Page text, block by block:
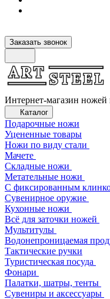
Заказать звонок
Интернет-магазин ножей
Каталог
Подарочные ножи
Уцененные товары
Ножи по виду стали
Мачете
Складные ножи
Метательные ножи
С фиксированным
Сувенирное оружие
Кухонные ножи
Всё для заточки ножей
Мультитулы
Водонепроницаемая
Тактические ручки
Туристическая посуда
Фонари
Палатки, шатры, тенты
Сувениры и аксессуары